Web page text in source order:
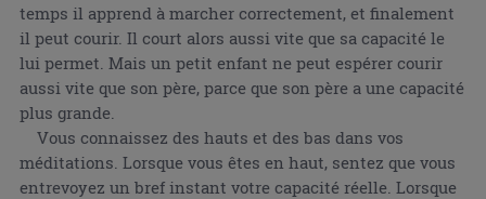
temps il apprend à marcher correctement, et finalement
il peut courir. Il court alors aussi vite que sa capacité le
lui permet. Mais un petit enfant ne peut espérer courir
aussi vite que son père, parce que son père a une capacité
plus grande.
Vous connaissez des hauts et des bas dans vos
méditations. Lorsque vous êtes en haut, sentez que vous
entrevoyez un bref instant votre capacité réelle. Lorsque